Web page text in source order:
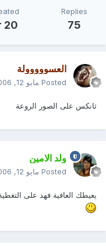
Replies
75
20 yr
العسووووولة
Posted مايو 12, 2006
ثانكس على الصور الروعة
ولد الامين
Posted مايو 12, 2006
يعيطك العافية فهد على